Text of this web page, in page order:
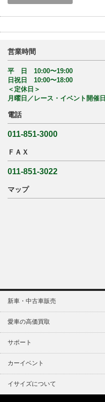
営業時間
平 日 10:00〜19:00
日祝日 10:00〜18:00
＜定休日＞
月曜日／レース・イベント開催日
電話
011-851-3000
ＦＡＸ
011-851-3022
マップ
新車・中古車販売
愛車の高価買取
サポート
カーイベント
イサイズについて